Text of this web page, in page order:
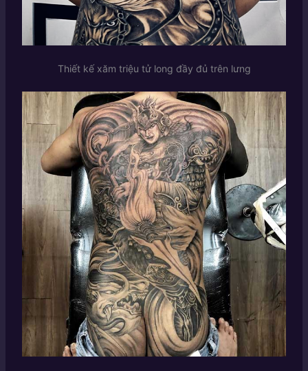
Thiết kế xăm triệu tử long đầy đủ trên lưng